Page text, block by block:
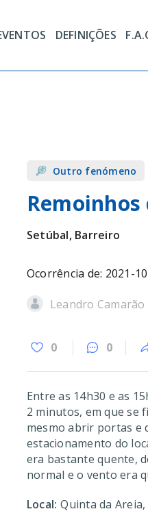
DEFINIÇÕES
Outro fenómeno
Setúbal, Barreiro
Ocorrência de: 2021-
Leandro Camarão
0 0
Entre as 14h30 e as
2 minutos, em que se
mesmo abrir portas e
estacionamento do
era bastante quente,
normal e o vento era
Local: Quinta da Areia,